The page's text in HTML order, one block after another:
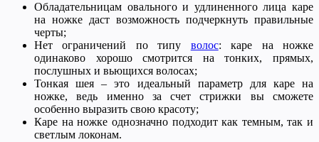
Обладательницам овального и удлиненного лица каре
на ножке даст возможность подчеркнуть правильные
черты;
Нет ограничений по типу волос: каре на ножке
одинаково хорошо смотрится на тонких, прямых,
послушных и вьющихся волосах;
Тонкая шея – это идеальный параметр для каре на
ножке, ведь именно за счет стрижки вы сможете
особенно выразить свою красоту;
Каре на ножке однозначно подходит как темным, так и
светлым локонам.